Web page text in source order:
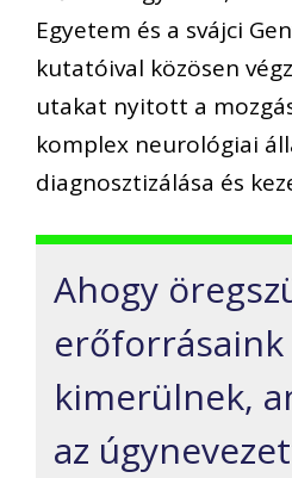
Egyetem és a svájci
kutatóival közösen
utakat nyitott a
komplex neurológiai
diagnosztizálása és
Ahogy
erőforrásaink
kimerülnek,
az